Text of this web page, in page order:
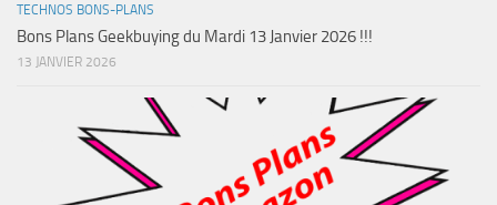
TECHNOS BONS-PLANS
Bons Plans Geekbuying du Mardi 13 Janvier 2026 !!!
13 JANVIER 2026